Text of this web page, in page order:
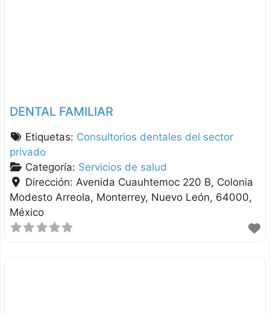
DENTAL FAMILIAR
Etiquetas: Consultorios dentales del sector
privado
Categoría: Servicios de salud
Dirección: Avenida Cuauhtemoc 220 B, Colonia
Modesto Arreola Monterrey Nuevo León 64000
México